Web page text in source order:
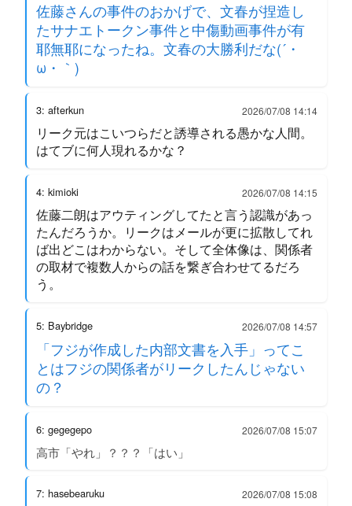
佐藤さんの事件のおかげで、文春が捏造し
たサナエトークン事件と中傷動画事件が有
耶無耶になったね。文春の大勝利だな(´・
ω・｀)
3: afterkun 2026/07/08 14:14
リーク元はこいつらだと誘導される愚かな人間。
はてブに何人現れるかな？
4: kimioki 2026/07/08 14:15
佐藤二朗はアウティングしてたと言う認識があっ
たんだろうか。リークはメールが更に拡散してれ
ば出どこはわからない。そして全体像は、関係者
の取材で複数人からの話を繋ぎ合わせてるだろ
う。
5: Baybridge 2026/07/08 14:57
「フジが作成した内部文書を入手」ってこ
とはフジの関係者がリークしたんじゃない
の？
6: gegegepo 2026/07/08 15:07
高市「やれ」？？？「はい」
7: hasebearuku 2026/07/08 15:08